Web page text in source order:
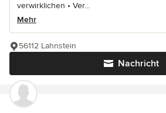
verwirklichen • Ver...
Mehr
Nachricht
56112 Lahnstein